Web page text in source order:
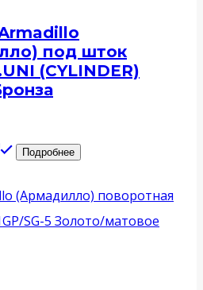
под шток
(CYLINDER)
Подробнее